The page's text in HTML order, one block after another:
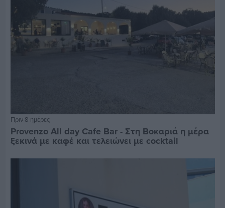
Πριν 8 ημέρες
Provenzo All day Cafe Bar - Στη Βοκαριά η μέρα
ξεκινά με καφέ και τελειώνει με cocktail